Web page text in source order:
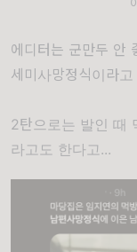
에디터는 군만두 안
세미사망정식이라고
2탄으로는 발인 때
라고도 한다고...